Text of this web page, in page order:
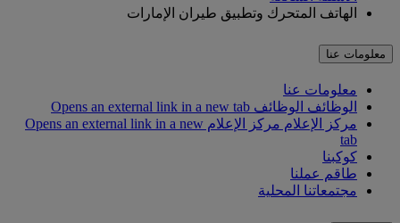
الهاتف المتحرك وتطبيق طيران الإمارات
معلومات عنا
معلومات عنا
الوظائف الوظائف Opens an external link in a new tab
مركز الإعلام
مركز الإعلام Opens an external link in a new
tab
كوكبنا
طاقم عملنا
مجتمعاتنا المحلية